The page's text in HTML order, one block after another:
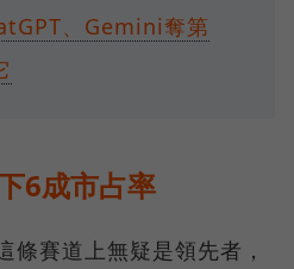
、Gemini奪第
6成市占率
賽道上無疑是領先者，